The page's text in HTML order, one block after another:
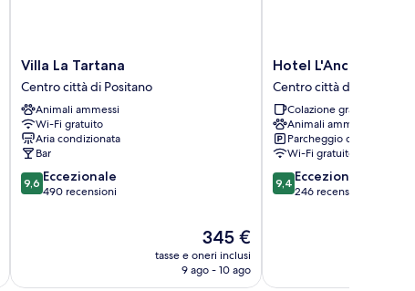
Villa
La
Tartana
Centro
città
di
Positano
Villa La Tartana
Centro città di Positano
Animali ammessi
Wi-Fi gratuito
Aria condizionata
Bar
9.6
su
9,6 Eccezionale
490 recensioni
Il
prezzo
attuale
345 €
tasse e oneri inclusi
9 ago - 10 ago
Hotel
L'Ancora
Centro
città
di
Positano
Hotel L'Ancora
Centro città di Positano
Colazione gratuita
Animali ammessi
Parcheggio disponibile
Wi-Fi gratuito
9.4
su
9,4 Eccezionale
246 recensioni